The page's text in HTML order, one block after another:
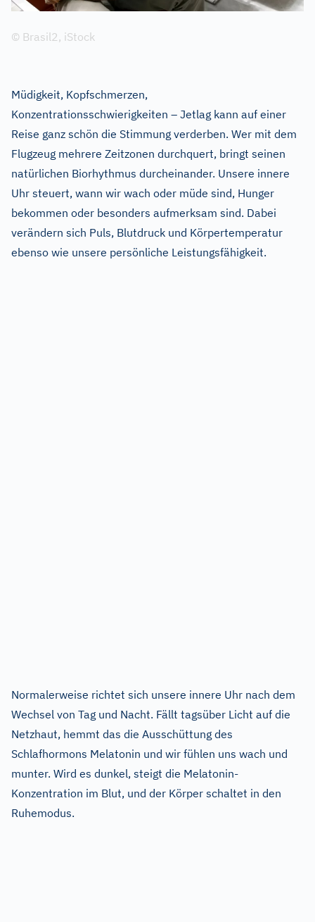
© Brasil2, iStock
Müdigkeit, Kopfschmerzen,
Konzentrationsschwierigkeiten – Jetlag kann auf einer
Reise ganz schön die Stimmung verderben. Wer mit dem
Flugzeug mehrere Zeitzonen durchquert, bringt seinen
natürlichen Biorhythmus durcheinander. Unsere innere
Uhr steuert, wann wir wach oder müde sind, Hunger
bekommen oder besonders aufmerksam sind. Dabei
verändern sich Puls, Blutdruck und Körpertemperatur
ebenso wie unsere persönliche Leistungsfähigkeit.
Normalerweise richtet sich unsere innere Uhr nach dem
Wechsel von Tag und Nacht. Fällt tagsüber Licht auf die
Netzhaut, hemmt das die Ausschüttung des
Schlafhormons Melatonin und wir fühlen uns wach und
munter. Wird es dunkel, steigt die Melatonin-
Konzentration im Blut, und der Körper schaltet in den
Ruhemodus.